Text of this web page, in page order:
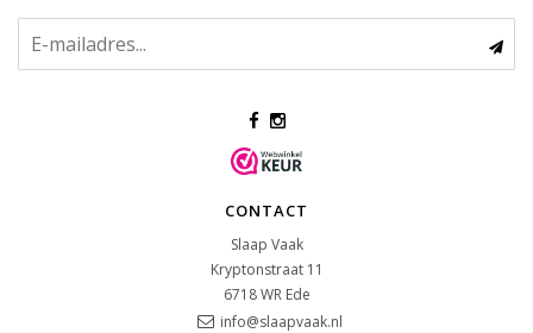
CONTACT
Slaap Vaak
Kryptonstraat 11
6718 WR Ede
info@slaapvaak.nl